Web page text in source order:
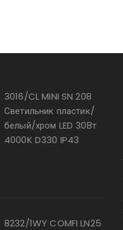
3016/CL MINI SN 208
Светильник пластик/
белый/хром LED 30Вт
4000K D330 IP43
8232/1WY COMFI LN25